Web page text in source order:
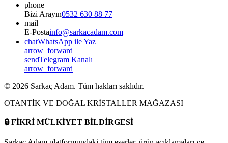
phone
Bizi Arayın0532 630 88 77
mail
E-Postainfo@sarkacadam.com
chatWhatsApp ile Yaz
arrow_forward
sendTelegram Kanalı
arrow_forward
© 2026 Sarkaç Adam. Tüm hakları saklıdır.
OTANTİK VE DOĞAL KRİSTALLER MAĞAZASI
🔒FİKRİ MÜLKİYET BİLDİRGESİ